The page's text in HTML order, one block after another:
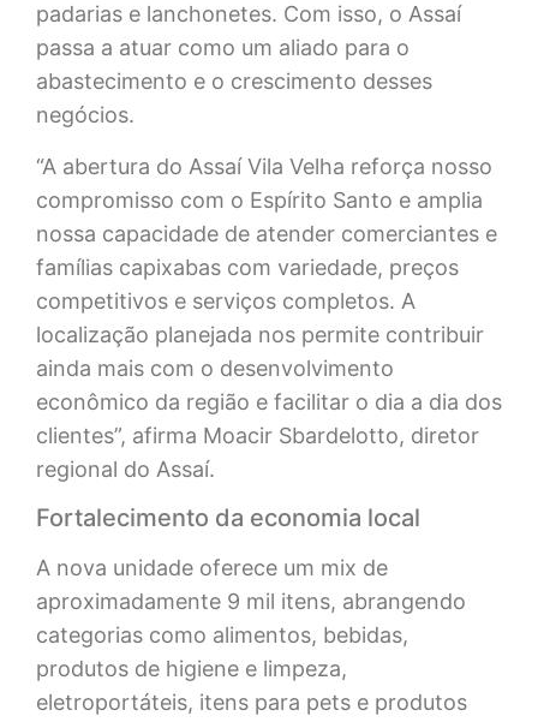
padarias e lanchonetes. Com isso, o Assaí
passa a atuar como um aliado para o
abastecimento e o crescimento desses
negócios.
“A abertura do Assaí Vila Velha reforça nosso
compromisso com o Espírito Santo e amplia
nossa capacidade de atender comerciantes e
famílias capixabas com variedade, preços
competitivos e serviços completos. A
localização planejada nos permite contribuir
ainda mais com o desenvolvimento
econômico da região e facilitar o dia a dia dos
clientes”, afirma Moacir Sbardelotto, diretor
regional do Assaí.
Fortalecimento da economia local
A nova unidade oferece um mix de
aproximadamente 9 mil itens, abrangendo
categorias como alimentos, bebidas,
produtos de higiene e limpeza,
eletroportáteis, itens para pets e produtos